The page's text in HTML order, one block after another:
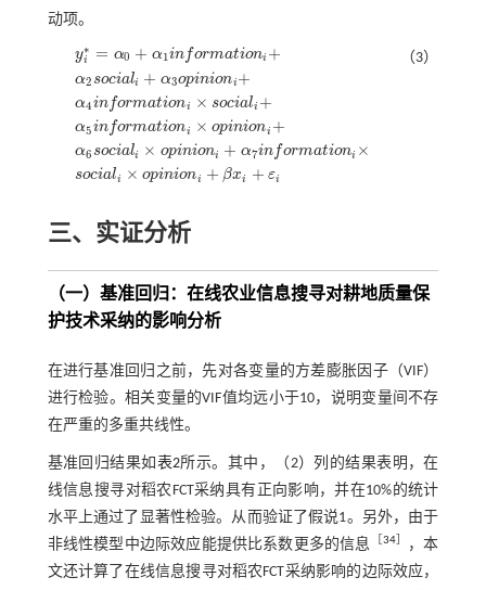
动项。
y*
i = α0 + α1in formationi +
α2sociali + α3opinioni +
α4informationi × sociali +
α5informationi × opinioni +
α6sociali × opinioni + α7in formationi ×
sociali × opinioni + βxi + εi
=α 0+ m 2 o
（3）
三、实证分析
（一）基准回归：在线农业信息搜寻对耕地质量保
护技术采纳的影响分析
在进行基准回归之前，先对各变量的方差膨胀因子（VIF）
进行检验。相关变量的VIF值均远小于10，说明变量间不存
在严重的多重共线性。
基准回归结果如 表2所示。其中，（2）列的结果表明，在
线信息搜寻对稻农FCT采纳具有正向影响，并在10%的统计
水平上通过了显著性检验。从而验证了假说1。另外，由于
非线性模型中边际效应能提供比系数更多的信息
［34］
，本
文还计算了在线信息搜寻对稻农FCT采纳影响的边际效应，